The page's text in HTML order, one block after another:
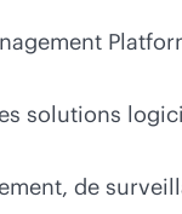
solutions
de